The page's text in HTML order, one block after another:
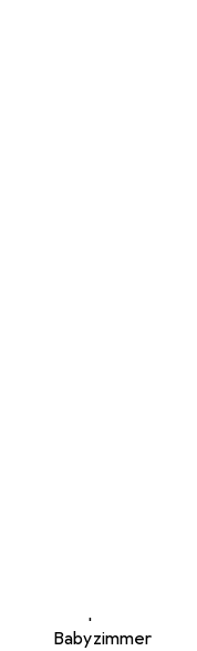
Navigation nach
Komplett-
Babyzimmer